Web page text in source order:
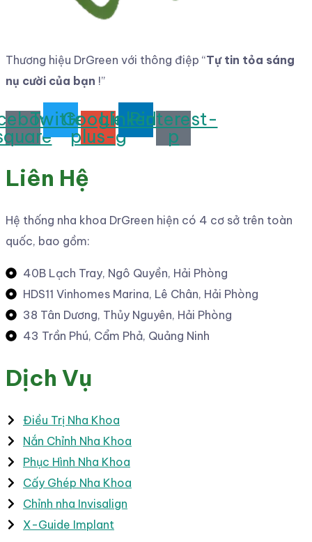
Thương hiệu DrGreen với thông điệp “Tự tin tỏa sáng
nụ cười của bạn !”
TwitterGoogle-
plus-g
Linkedin
Pinterest-
p
Liên Hệ
Hệ thống nha khoa DrGreen hiện có 4 cơ sở trên toàn
quốc, bao gồm:
40B Lạch Tray, Ngô Quyền, Hải Phòng
HDS11 Vinhomes Marina, Lê Chân, Hải Phòng
38 Tân Dương, Thủy Nguyên, Hải Phòng
43 Trần Phú, Cẩm Phả, Quảng Ninh
Dịch Vụ
Điều Trị Nha Khoa
Nắn Chỉnh Nha Khoa
Phục Hình Nha Khoa
Cấy Ghép Nha Khoa
Chỉnh nha Invisalign
X-Guide Implant